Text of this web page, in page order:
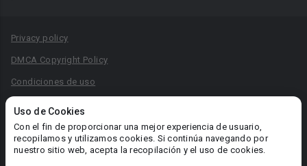
Uso de Cookies
Con el fin de proporcionar una mejor experiencia de usuario,
recopilamos y utilizamos cookies. Si continúa navegando por
nuestro sitio web, acepta la recopilación y el uso de cookies.
Privacy policy
DMCA Copyright Policy
Condiciones de uso
Reglas para la publicación de libros
Área RR.PP.: pr@booknet.com